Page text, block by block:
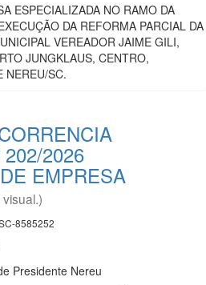
ESPECIALIZADA NO RAMO DA
DA REFORMA PARCIAL DA
VEREADOR JAIME GILI,
JUNGKLAUS, CENTRO,
NEREU/SC.
2026
EMPRESA
visual.)
8585252
Presidente Nereu